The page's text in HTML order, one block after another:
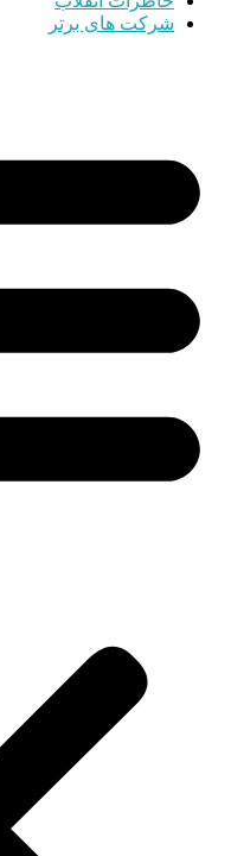
شرکت های برتر